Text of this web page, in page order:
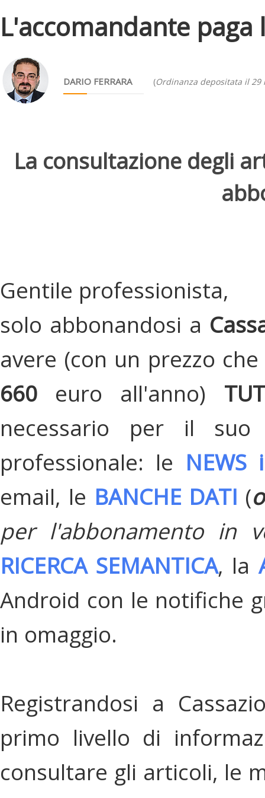
L'accomandante paga
DARIO FERRARA (Ordinanza depositata il 29
La consultazione degli
Gentile professionista,
solo abbonandosi a
avere (con un prezzo
660 euro all'anno)
necessario per il suo
professionale: le
email, le BANCHE DATI (
per l'abbonamento in
RICERCA SEMANTICA, la
Android con le notifiche
in omaggio.
Registrandosi a
primo livello di
consultare gli articoli, le